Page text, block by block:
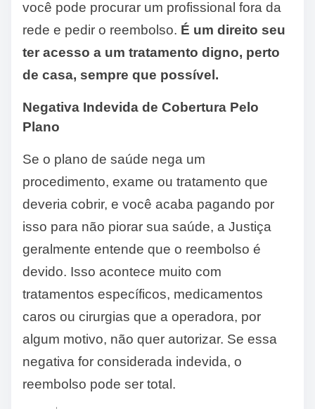
você pode procurar um profissional fora da
rede e pedir o reembolso. É um direito seu
ter acesso a um tratamento digno, perto
de casa, sempre que possível.
Negativa Indevida de Cobertura Pelo
Plano
Se o plano de saúde nega um
procedimento, exame ou tratamento que
deveria cobrir, e você acaba pagando por
isso para não piorar sua saúde, a Justiça
geralmente entende que o reembolso é
devido. Isso acontece muito com
tratamentos específicos, medicamentos
caros ou cirurgias que a operadora, por
algum motivo, não quer autorizar. Se essa
negativa for considerada indevida, o
reembolso pode ser total.